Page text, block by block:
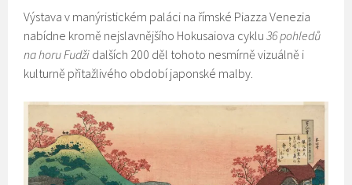
Výstava v manýristickém paláci na římské Piazza Venezia
nabídne kromě nejslavnějšího Hokusaiova cyklu36 pohledů
na horu Fudži dalších 200 děl tohoto nesmírně vizuálně i
kulturně přitažlivého období japonské malby.